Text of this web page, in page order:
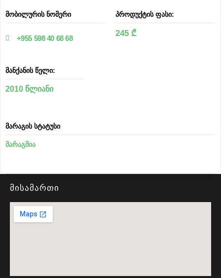
მობილურის ნომერი
+955 598 40 68 68
პროდუქტის ფასი:
245 ₾
მანქანის წელი:
2010 წლიანი
მარაგის სტატუსი
მარაგშია
მისამართი